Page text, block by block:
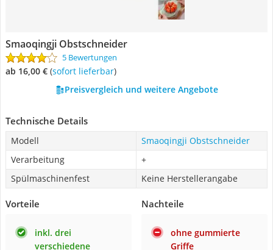
Smaoqingji Obstschneider
5 Bewertungen
ab 16,00 € ( Sofort lieferbar)
Preisvergleich und weitere Angebote
Technische Details
Modell
Smaoqingji Obstschneider
Verarbeitung
+
Spülmaschinenfest
Keine Herstellerangabe
Vorteile
inkl. drei
verschiedene
Nachteile
ohne gummierte
Griffe